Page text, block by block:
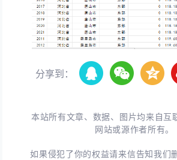
分享到：
本站所有文章、数据、图片均来自互
网站或源作者所有。
如果侵犯了你的权益请来信告知我们